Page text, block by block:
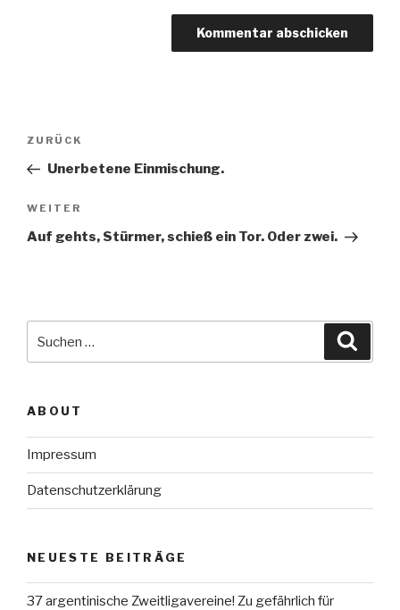
Beitragsnavigation
Vorheriger
Beitrag
ZURÜCK
Unerbetene Einmischung.
Nächster
Beitrag
WEITER
Auf gehts, Stürmer, schieß ein Tor. Oder zwei.
ABOUT
Impressum
Datenschutzerklärung
NEUESTE BEITRÄGE
37 argentinische Zweitligavereine! Zu gefährlich für